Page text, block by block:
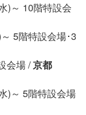
)～ 10階特設会
5階特設会場･3
会場 /京都
)～ 5階特設会場